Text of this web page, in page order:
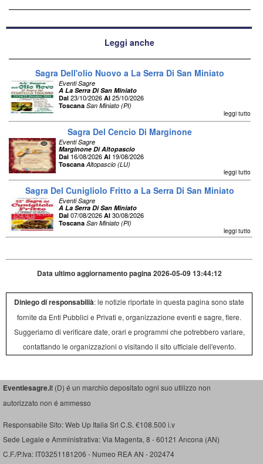
Leggi anche
Sagra Dell'olio Nuovo a La Serra Di San Miniato
Eventi Sagre
A La Serra Di San Miniato
Dal 23/10/2026 Al 25/10/2026
Toscana San Miniato (PI)
leggi tutto
Sagra Del Cencio Di Marginone
Eventi Sagre
Marginone Di Altopascio
Dal 16/08/2026 Al 19/08/2026
Toscana Altopascio (LU)
leggi tutto
Sagra Del Cunigliolo Fritto a La Serra Di San Miniato
Eventi Sagre
A La Serra Di San Miniato
Dal 07/08/2026 Al 30/08/2026
Toscana San Miniato (PI)
leggi tutto
Data ultimo aggiornamento pagina 2026-05-09 13:44:12
Diniego di responsabilià: le notizie riportate in questa pagina sono state
fornite da Enti Pubblici e Privati e, organizzazione eventi e sagre, fiere.
Suggeriamo di verificare date, orari e programmi che potrebbero variare,
contattando le organizzazioni o visitando il sito ufficiale dell'evento.
Eventiesagre.it (D) é un marchio depositato ogni suo utilizzo non
autorizzato non é ammesso
Responsabile Sito: Web Up Italia Srl C.S. €108.500 i.v
Sede Legale e Amministrativa: Via Magenta, 8 - 60121 Ancona (AN)
C.F./P.Iva: IT03251181206 - Numeo REA AN - 202474